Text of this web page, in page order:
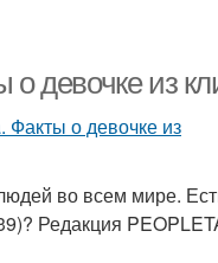
о девочке из
во всем мире.
Редакция